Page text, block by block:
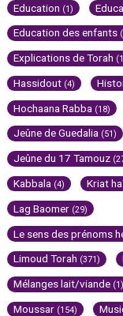
Education (1)
Education des enfants
Explications de Torah
Hassidout (4)
Hochaana Rabba (18)
Jeûne de Guedalia (51)
Jeûne du 17 Tamouz
Kabbala (4) Kriat
Lag Baomer (29)
Le sens des prénoms
Limoud Torah (371)
Mélanges lait/viande (1)
Moussar (154)